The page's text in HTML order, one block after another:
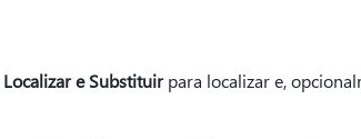
Localizar e Substituirpara localizar e,